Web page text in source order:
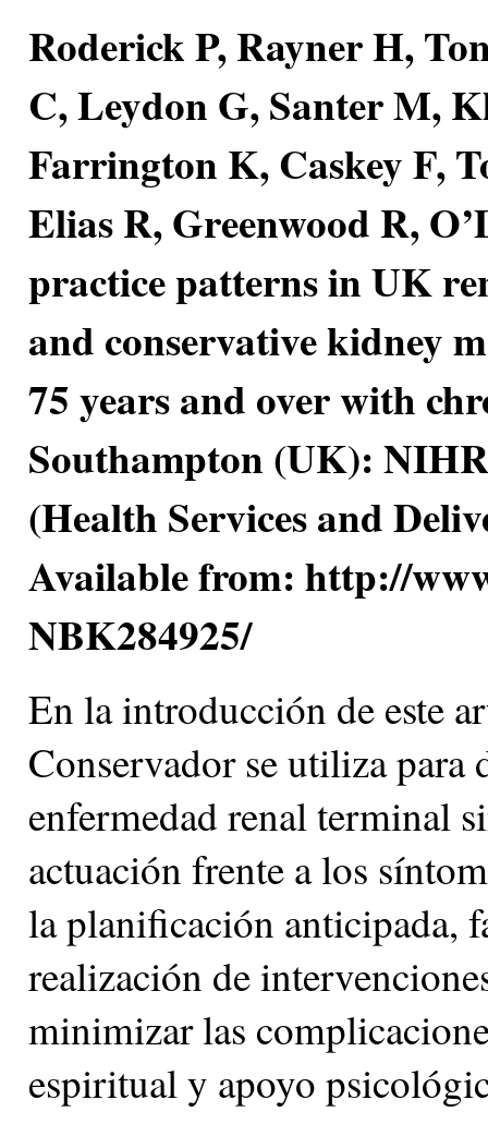
Roderick P, Rayner H,
C, Leydon G, Santer M,
Farrington K, Caskey F,
Elias R, Greenwood R,
practice patterns in UK
and conservative kidney
75 years and over with
Southampton (UK):
(Health Services and
Available from: http://
NBK284925/
En la introducción de este
Conservador se utiliza para
enfermedad renal terminal
actuación frente a los
la planificación anticipada,
realización de
minimizar las
espiritual y apoyo